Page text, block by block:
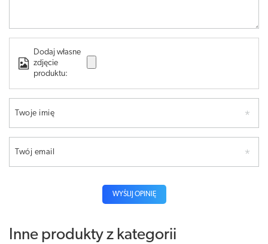
Dodaj własne
zdjęcie
produktu:
Twoje imię
Twój email
WYŚLIJ OPINIĘ
Inne produkty z kategorii